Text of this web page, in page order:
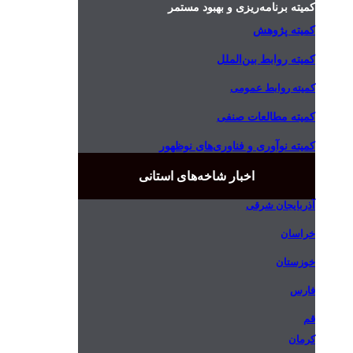
کمیته برنامه‌ریزی و بهبود مستمر
کمیته پژوهش
کمیته روابط بین‌الملل
کمیته روابط عمومی
کمیته مطالعات صنفی
کمیته نوآوری و فناوری‌های نوظهور
اخبار شاخه‌های استانی
آذربایجان شرقی
خراسان
خوزستان
فارس
قم
کرمان